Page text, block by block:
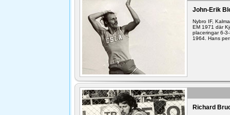
John-Erik
Nybro IF,
EM 1971 där
placeringar 6-
1964. Hans
Richard